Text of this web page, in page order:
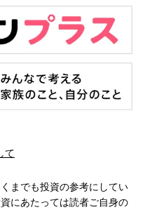
て
までも投資の参考にしてい
にあたっては読者ご自身の